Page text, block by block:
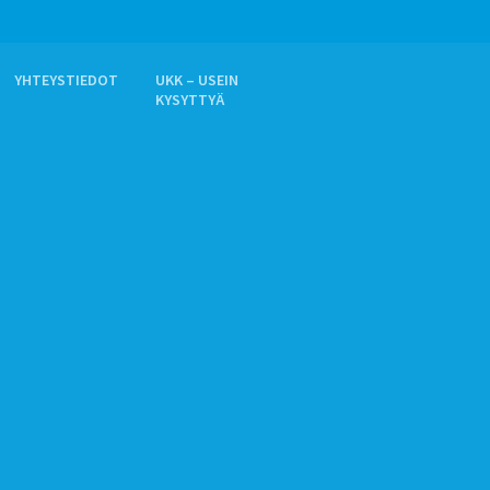
YHTEYSTIEDOT
UKK – USEIN
KYSYTTYÄ